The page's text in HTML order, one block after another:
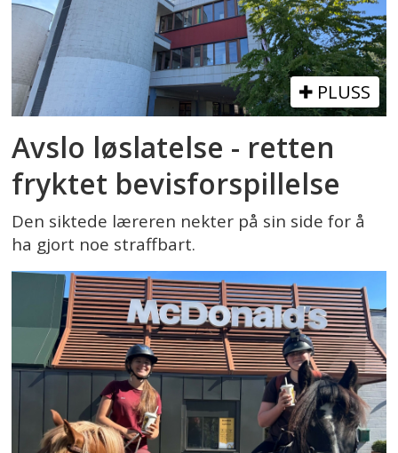
PLUSS
Avslo løslatelse - retten
fryktet bevisforspillelse
Den siktede læreren nekter på sin side for å
ha gjort noe straffbart.